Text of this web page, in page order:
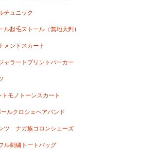
チュニック
ル起毛ストール（無地大判）
メントスカート
ャラートプリントパーカー
モノトーンスカート
ールクロシェヘアバンド
ツ
ナガ族コロンシューズ
ル刺繍トートバッグ